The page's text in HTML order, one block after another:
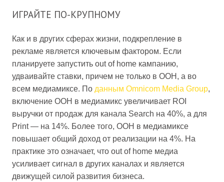
ИГРАЙТЕ ПО-КРУПНОМУ
Как и в других сферах жизни, подкрепление в
рекламе является ключевым фактором. Если
планируете запустить out of home кампанию,
удваивайте ставки, причем не только в OOH, а во
всем медиамиксе. По данным Omnicom Media Group,
включение OOH в медиамикс увеличивает ROI
выручки от продаж для канала Search на 40%, а для
Print — на 14%. Более того, OOH в медиамиксе
повышает общий доход от реализации на 4%. На
практике это означает, что out of home медиа
усиливает сигнал в других каналах и является
движущей силой развития бизнеса.